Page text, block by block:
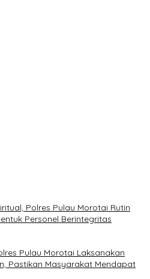
Polres Pulau Morotai Rutin
Personel Berintegritas
Pulau Morotai Laksanakan
Pastikan Masyarakat Mendapat